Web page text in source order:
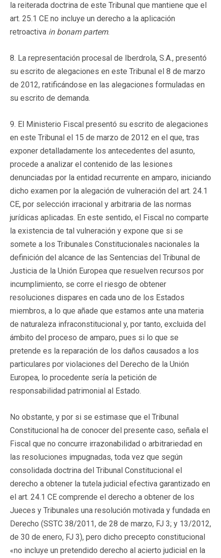
la reiterada doctrina de este Tribunal que mantiene que el
art. 25.1 CE no incluye un derecho a la aplicación
retroactiva in bonam partem.
8. La representación procesal de Iberdrola, S.A., presentó
su escrito de alegaciones en este Tribunal el 8 de marzo
de 2012, ratificándose en las alegaciones formuladas en
su escrito de demanda.
9. El Ministerio Fiscal presentó su escrito de alegaciones
en este Tribunal el 15 de marzo de 2012 en el que, tras
exponer detalladamente los antecedentes del asunto,
procede a analizar el contenido de las lesiones
denunciadas por la entidad recurrente en amparo, iniciando
dicho examen por la alegación de vulneración del art. 24.1
CE, por selección irracional y arbitraria de las normas
jurídicas aplicadas. En este sentido, el Fiscal no comparte
la existencia de tal vulneración y expone que si se
somete a los Tribunales Constitucionales nacionales la
definición del alcance de las Sentencias del Tribunal de
Justicia de la Unión Europea que resuelven recursos por
incumplimiento, se corre el riesgo de obtener
resoluciones dispares en cada uno de los Estados
miembros, a lo que añade que estamos ante una materia
de naturaleza infraconstitucional y, por tanto, excluida del
ámbito del proceso de amparo, pues si lo que se
pretende es la reparación de los daños causados a los
particulares por violaciones del Derecho de la Unión
Europea, lo procedente sería la petición de
responsabilidad patrimonial al Estado.
No obstante, y por si se estimase que el Tribunal
Constitucional ha de conocer del presente caso, señala el
Fiscal que no concurre irrazonabilidad o arbitrariedad en
las resoluciones impugnadas, toda vez que según
consolidada doctrina del Tribunal Constitucional el
derecho a obtener la tutela judicial efectiva garantizado en
el art. 24.1 CE comprende el derecho a obtener de los
Jueces y Tribunales una resolución motivada y fundada en
Derecho (SSTC 38/2011, de 28 de marzo, FJ 3; y 13/2012,
de 30 de enero, FJ 3), pero dicho precepto constitucional
«no incluye un pretendido derecho al acierto judicial en la